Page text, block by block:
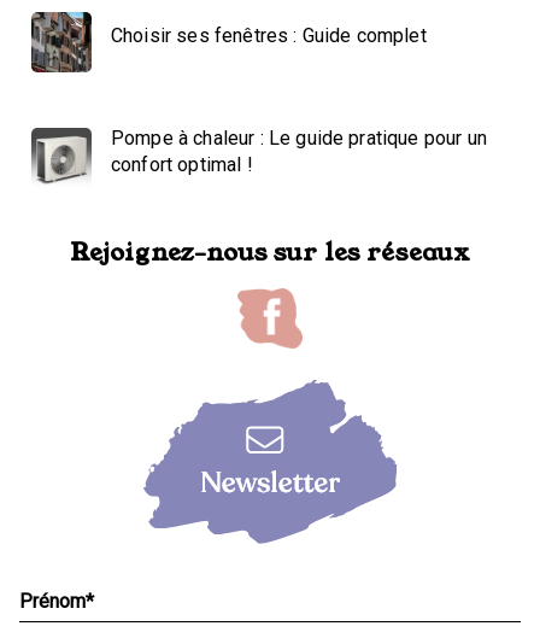
Choisir ses fenêtres : Guide complet
Pompe à chaleur : Le guide pratique pour un
confort optimal !
Rejoignez-nous sur les réseaux